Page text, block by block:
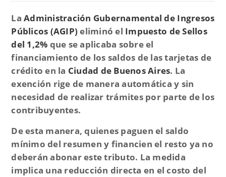
La Administración Gubernamental de Ingresos
Públicos (AGIP) eliminó el Impuesto de Sellos
del 1,2% que se aplicaba sobre el
financiamiento de los saldos de las tarjetas de
crédito en la Ciudad de Buenos Aires. La
exención rige de maneraautomática y sin
necesidad de realizar trámitespor parte de los
contribuyentes.
De esta manera, quienes paguen el saldo
mínimo del resumen y financien el resto ya no
deberán abonar este tributo. La medida
implica una reducción directa en el costo del